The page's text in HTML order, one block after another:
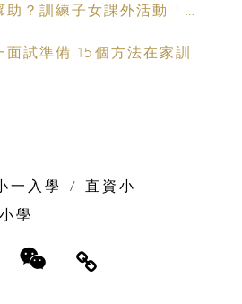
？訓練子女課外活動「特
試準備 15個方法在家訓
一入學 /
直資小
小學